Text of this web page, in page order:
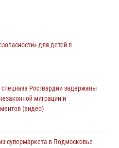
для детей в
Росгвардии задержаны
миграции и
(видео)
супермаркета в Подмосковье